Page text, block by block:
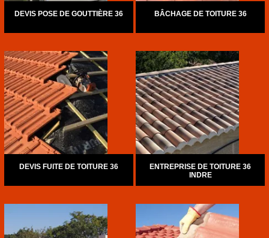
DEVIS POSE DE GOUTTIÈRE 36 BÂCHAGE DE TOITURE 36
DEVIS FUITE DE TOITURE 36
ENTREPRISE DE TOITURE 36
INDRE